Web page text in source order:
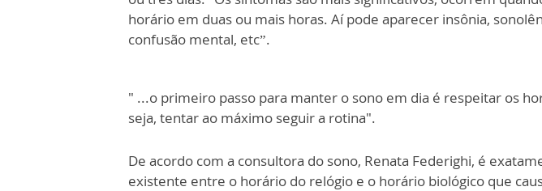
horário em duas ou mais horas. Aí pode aparecer insônia,
confusão mental, etc”.
" ...o primeiro passo para manter o sono em dia é respeitar os
seja, tentar ao máximo seguir a rotina".
De acordo com a consultora do sono, Renata Federighi, é
existente entre o horário do relógio e o horário biológico que